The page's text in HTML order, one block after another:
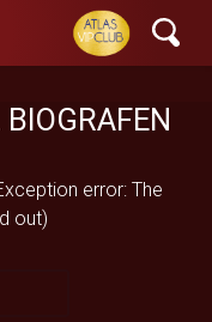
error: The
out)